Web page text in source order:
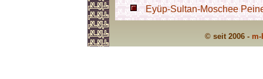
Eyüp-Sultan-Moschee
© seit 2006 -